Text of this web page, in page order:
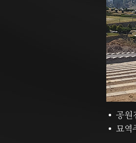
공원
묘역